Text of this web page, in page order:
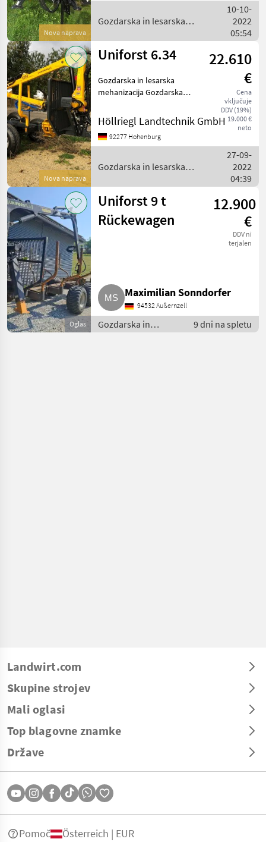
Nova naprava
Betriebserlaubnis 25 km/h
Gozdarska in lesarska
10-10-
2022
05:54
Nova naprava
Uniforst 6.34
22.610
€
Cena
vključuje
DDV (19%)
19.000 €
neto
Gozdarska in lesarska
mehanizacija Gozdarska
Höllriegl Landtechnik GmbH
92277 Hohenburg
Gozdarska in lesarska
27-09-
2022
04:39
Oglas
Uniforst 9 t
Rückewagen
12.900
€
DDV ni
terjalen
Maximilian Sonndorfer
94532 Außernzell
Gozdarska in
lesarska
9 dni na spletu
Landwirt.com
Skupine strojev
Mali oglasi
Top blagovne znamke
Države
Pomoč Österreich | EUR